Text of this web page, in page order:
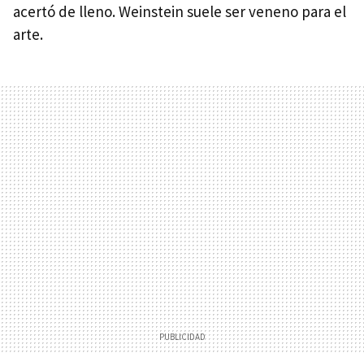
acertó de lleno. Weinstein suele ser veneno para el
arte.